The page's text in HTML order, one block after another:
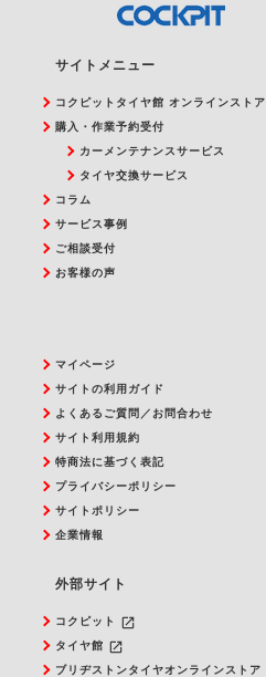
サイトメニュー
コクピットタイヤ館 オンラインストア
購入・作業予約受付
カーメンテナンスサービス
タイヤ交換サービス
コラム
サービス事例
ご相談受付
お客様の声
マイページ
サイトの利用ガイド
よくあるご質問／お問合わせ
サイト利用規約
特商法に基づく表記
プライバシーポリシー
サイトポリシー
企業情報
外部サイト
コクピット launch
タイヤ館 launch
ブリヂストンタイヤオンラインストア